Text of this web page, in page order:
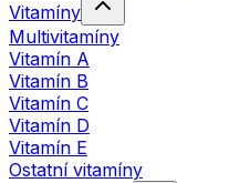
Vitamíny
Multivitamíny
Vitamín A
Vitamín B
Vitamín C
Vitamín D
Vitamín E
Ostatní vitamíny